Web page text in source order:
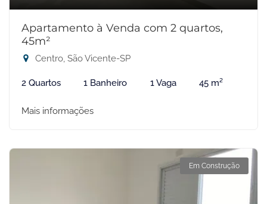
Apartamento à Venda com 2 quartos,
45m²
Centro, São Vicente-SP
2 Quartos 1 Banheiro 1 Vaga 45 m²
Mais informações
Em Construção